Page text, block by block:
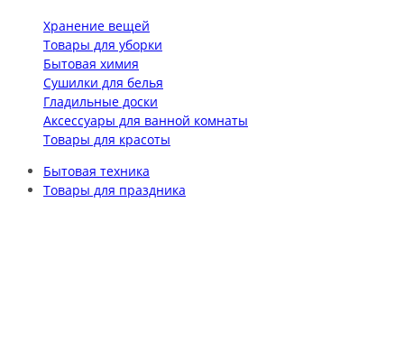
Хранение вещей
Товары для уборки
Бытовая химия
Сушилки для белья
Гладильные доски
Аксессуары для ванной комнаты
Товары для красоты
Бытовая техника
Товары для праздника